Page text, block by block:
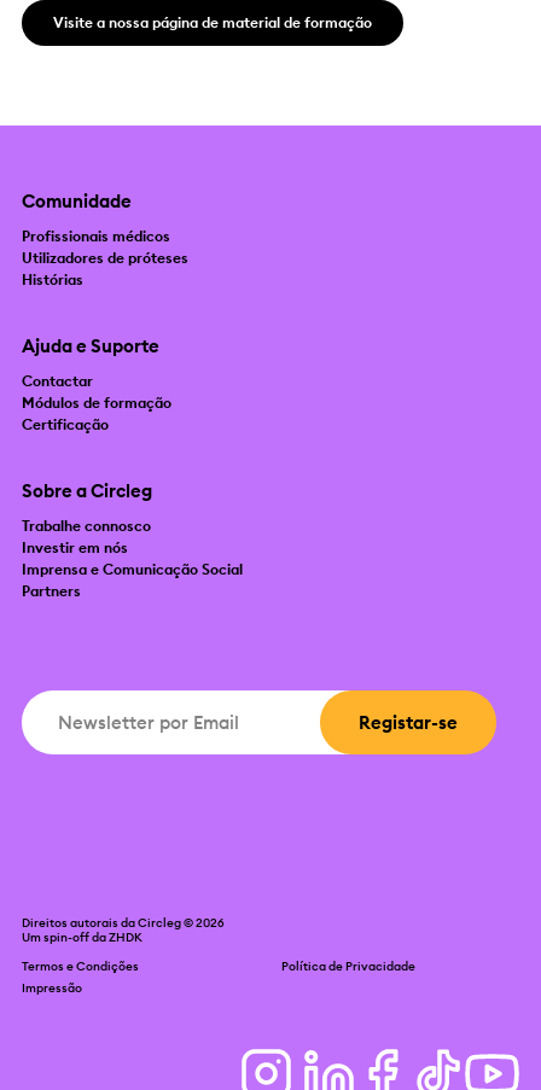
Visite a nossa página de material de formação
Comunidade
Profissionais médicos
Utilizadores de próteses
Histórias
Ajuda e Suporte
Contactar
Módulos de formação
Certificação
Sobre a Circleg
Trabalhe connosco
Investir em nós
Imprensa e Comunicação Social
Partners
Direitos autorais da Circleg © 2026
Um spin-off daZHDK
Termos e Condições
Política de Privacidade
Impressão